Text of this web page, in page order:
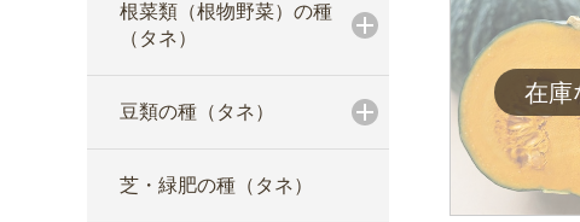
根菜類（根物野菜）の種
（タネ）
豆類の種（タネ）
芝・緑肥の種（タネ）